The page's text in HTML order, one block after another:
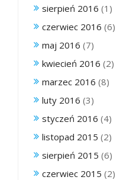
sierpień 2016 (1)
czerwiec 2016 (6)
maj 2016 (7)
kwiecień 2016 (2)
marzec 2016 (8)
luty 2016 (3)
styczeń 2016 (4)
listopad 2015 (2)
sierpień 2015 (6)
czerwiec 2015 (2)